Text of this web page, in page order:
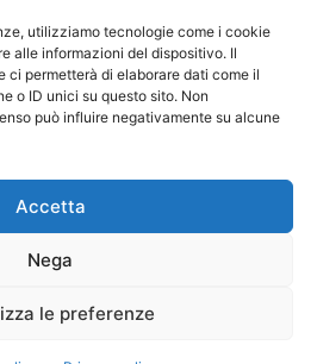
utilizziamo tecnologie come i cookie
alle informazioni del dispositivo. Il
ci permetterà di elaborare dati come il
o ID unici su questo sito. Non
può influire negativamente su alcune
Accetta
Nega
le preferenze
notizie segnalate né può essere
titolo dei loro contenuti. Si precisa
dall’aggregatore NON sono da
di proprietà del sito GenSys.it, ad
dei documenti pubblicati nel blog.
- Eteon.it